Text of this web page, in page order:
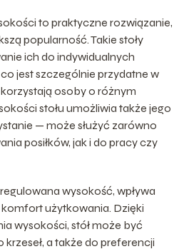
to praktyczne rozwiązanie,
popularność. Takie stoły
ich do indywidualnych
jest szczególnie przydatne w
osoby o różnym
stołu umożliwia także jego
— może służyć zarówno
posiłków, jak i do pracy czy
wysokość, wpływa
użytkowania. Dzięki
wysokości, stół może być
a także do preferencji